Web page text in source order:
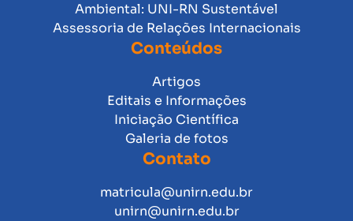
Ambiental: UNI-RN Sustentável
Assessoria de Relações Internacionais
Conteúdos
Artigos
Editais e Informações
Iniciação Científica
Galeria de fotos
Contato
matricula@unirn.edu.br
unirn@unirn.edu.br